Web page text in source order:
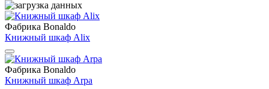
Фабрика Bonaldo
Книжный шкаф Alix
Фабрика Bonaldo
Книжный шкаф Arpa